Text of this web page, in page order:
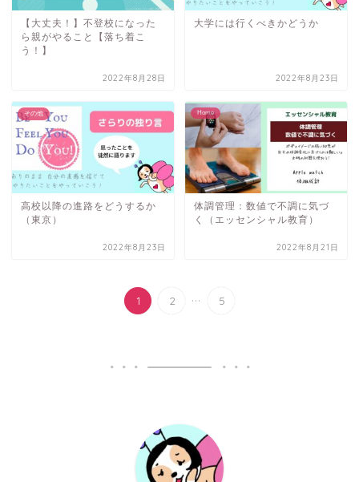
【大丈夫！】不登校になった
ら親がやること【落ち着こ
う！】
2022年8月28日
大学には行くべきかどうか
2022年8月23日
その他
高校以降の進路をどうするか
（東京）
2022年8月23日
Home
体調管理：数値で不調に気づ
く（エッセンシャル教育）
2022年8月21日
1 2 ... 5